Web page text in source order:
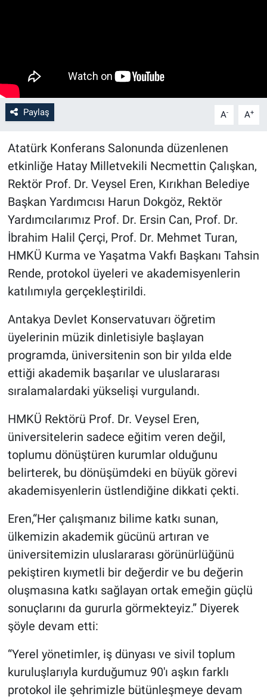
Paylaş A- A+
Atatürk Konferans Salonunda düzenlenen
etkinliğe Hatay Milletvekili Necmettin Çalışkan,
Rektör Prof. Dr. Veysel Eren, Kırıkhan Belediye
Başkan Yardımcısı Harun Dokgöz, Rektör
Yardımcılarımız Prof. Dr. Ersin Can, Prof. Dr.
İbrahim Halil Çerçi, Prof. Dr. Mehmet Turan,
HMKÜ Kurma ve Yaşatma Vakfı Başkanı Tahsin
Rende, protokol üyeleri ve akademisyenlerin
katılımıyla gerçekleştirildi.
Antakya Devlet Konservatuvarı öğretim
üyelerinin müzik dinletisiyle başlayan
programda, üniversitenin son bir yılda elde
ettiği akademik başarılar ve uluslararası
sıralamalardaki yükselişi vurgulandı.
HMKÜ Rektörü Prof. Dr. Veysel Eren,
üniversitelerin sadece eğitim veren değil,
toplumu dönüştüren kurumlar olduğunu
belirterek, bu dönüşümdeki en büyük görevi
akademisyenlerin üstlendiğine dikkati çekti.
Eren,“Her çalışmanız bilime katkı sunan,
ülkemizin akademik gücünü artıran ve
üniversitemizin uluslararası görünürlüğünü
pekiştiren kıymetli bir değerdir ve bu değerin
oluşmasına katkı sağlayan ortak emeğin güçlü
sonuçlarını da gururla görmekteyiz.” Diyerek
şöyle devam etti:
“Yerel yönetimler, iş dünyası ve sivil toplum
kuruluşlarıyla kurduğumuz 90'ı aşkın farklı
protokol ile şehrimizle bütünleşmeye devam